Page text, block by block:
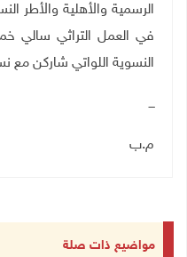
الرسمية والأهلية والأطر
في العمل التراثي سالي
النسوية اللواتي شاركن مع
ـــ
م.ب
مواضيع ذات صلة